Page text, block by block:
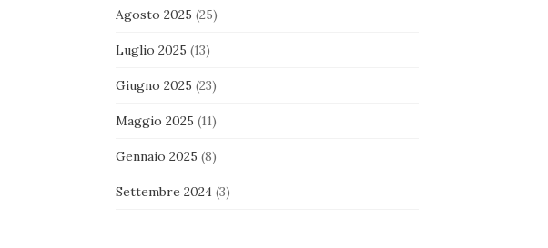
Agosto 2025 (25)
Luglio 2025 (13)
Giugno 2025 (23)
Maggio 2025 (11)
Gennaio 2025 (8)
Settembre 2024(3)